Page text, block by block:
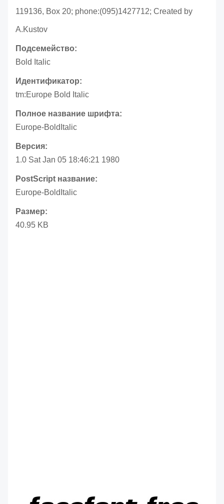
119136, Box 20; phone:(095)1427712; Created by
A.Kustov
Подсемейство:
Bold Italic
Идентификатор:
tm:Europe Bold Italic
Полное название шрифта:
Europe-BoldItalic
Версия:
1.0 Sat Jan 05 18:46:21 1980
PostScript название:
Europe-BoldItalic
Размер:
40.95 KB